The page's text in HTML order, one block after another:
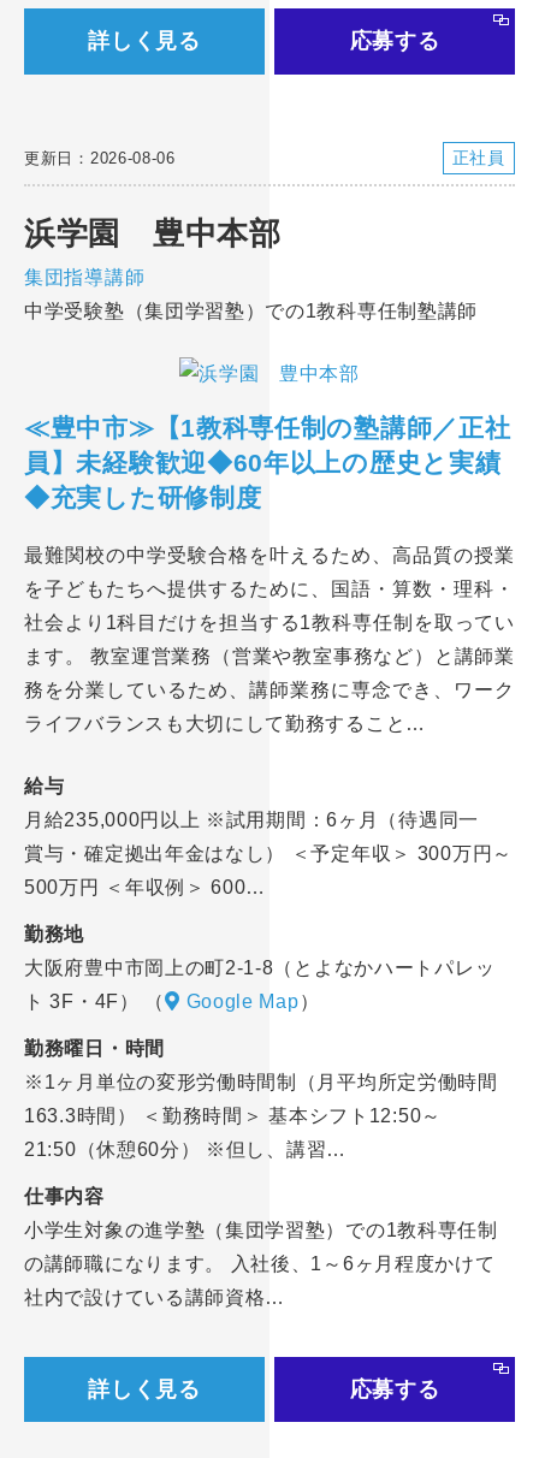
詳しく見る 応募する
更新日：2026-08-06 正社員
浜学園 豊中本部
集団指導講師
中学受験塾（集団学習塾）での1教科専任制塾講師
≪豊中市≫【1教科専任制の塾講師／正社
員】未経験歓迎◆60年以上の歴史と実績
◆充実した研修制度
最難関校の中学受験合格を叶えるため、高品質の授業
を子どもたちへ提供するために、国語・算数・理科・
社会より1科目だけを担当する1教科専任制を取ってい
ます。 教室運営業務（営業や教室事務など）と講師業
務を分業しているため、講師業務に専念でき、ワーク
ライフバランスも大切にして勤務すること…
給与
月給235,000円以上 ※試用期間：6ヶ月（待遇同一
賞与・確定拠出年金はなし） ＜予定年収＞ 300万円～
500万円 ＜年収例＞ 600…
勤務地
大阪府豊中市岡上の町2-1-8（とよなかハートパレッ
ト 3F・4F）
（ Google Map）
勤務曜日・時間
※1ヶ月単位の変形労働時間制（月平均所定労働時間
163.3時間） ＜勤務時間＞ 基本シフト12:50～
21:50（休憩60分） ※但し、講習…
仕事内容
小学生対象の進学塾（集団学習塾）での1教科専任制
の講師職になります。 入社後、1～6ヶ月程度かけて
社内で設けている講師資格…
詳しく見る 応募する